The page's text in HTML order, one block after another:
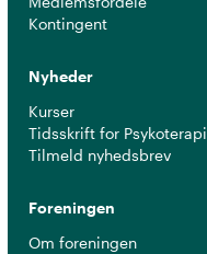
Kontingent
Nyheder
Kurser
Tidsskrift for Psykoterapi
Tilmeld nyhedsbrev
Foreningen
Om foreningen